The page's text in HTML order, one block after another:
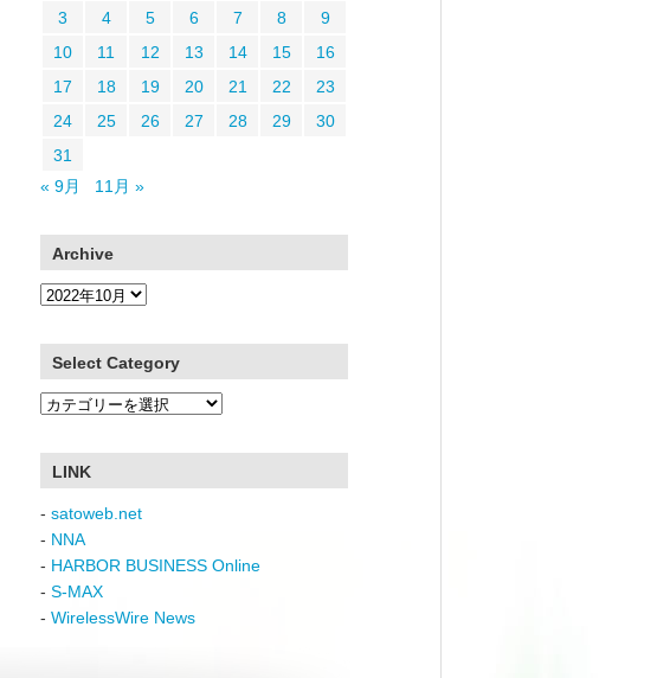
3
4 5 6 7 8
9
10
11 12 13 14 15
16
17
18 19 20 21 22
23
24
25 26 27 28 29
30
31
« 9月
11月 »
Archive
Archive
Select Category
Select
LINK
- satoweb.net
- NNA
- HARBOR BUSINESS Online
- S-MAX
- WirelessWire News